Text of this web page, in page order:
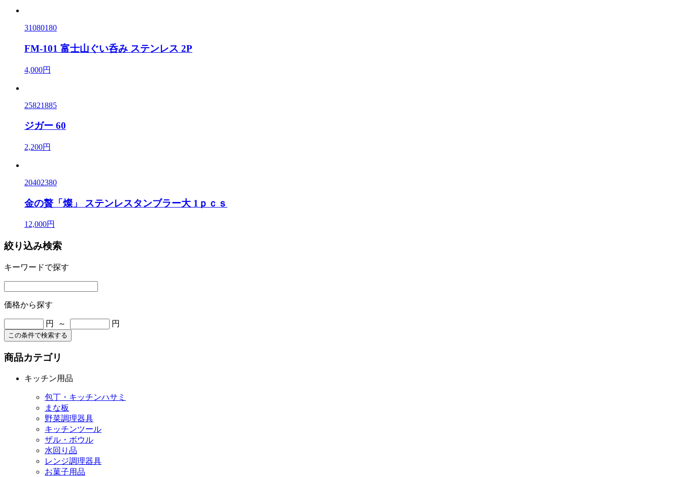
31080180
FM-101 富士山ぐい呑み ステンレス 2P
4,000円
25821885
ジガー 60
2,200円
20402380
金の贅「燦」 ステンレスタンブラー大 1ｐｃｓ
12,000円
絞り込み検索
キーワードで探す
価格から探す
円 ～ 円
この条件で検索する
商品カテゴリ
キッチン用品
包丁・キッチンハサミ
まな板
野菜調理器具
キッチンツール
ザル・ボウル
水回り品
レンジ調理器具
お菓子用品